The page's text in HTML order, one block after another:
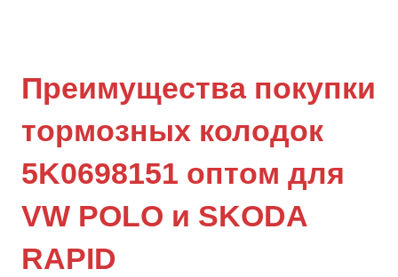
Преимущества покупки
тормозных колодок
5K0698151 оптом для
VW POLO и SKODA
RAPID